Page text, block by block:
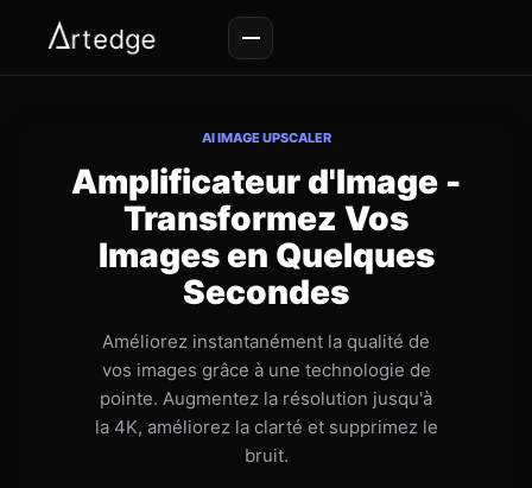
AI IMAGE UPSCALER
Amplificateur d'Image -
Transformez Vos
Images en Quelques
Secondes
Améliorez instantanément la qualité de
vos images grâce à une technologie de
pointe. Augmentez la résolution jusqu'à
la 4K, améliorez la clarté et supprimez le
bruit.